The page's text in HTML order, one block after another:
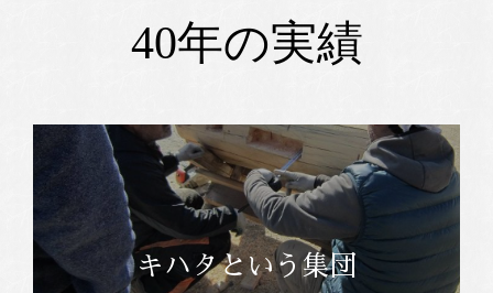
40年の実績
キハタという集団